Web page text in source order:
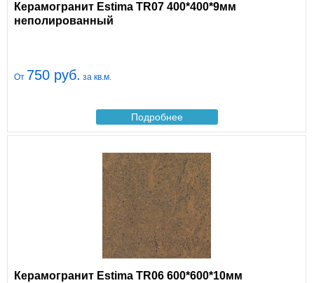
Керамогранит Estima TR07 400*400*9мм
неполированный
От 750 руб. за кв.м.
Подробнее
Керамогранит Estima TR06 600*600*10мм